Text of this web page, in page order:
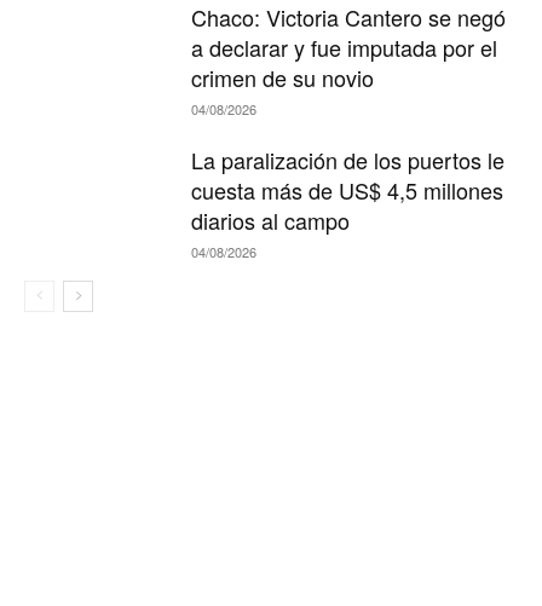
Chaco: Victoria Cantero se negó
a declarar y fue imputada por el
crimen de su novio
04/08/2026
La paralización de los puertos le
cuesta más de US$ 4,5 millones
diarios al campo
04/08/2026